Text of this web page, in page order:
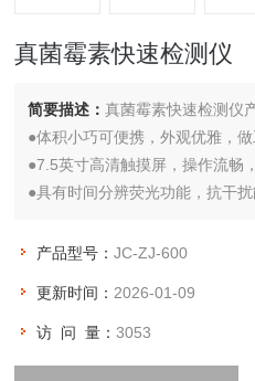
真菌霉素快速检测仪
简要描述：真菌霉素快速检测仪
●体积小巧可便携，外观优雅，
●7.5英寸高清触摸屏，操作流畅
●具有时间分辨荧光功能，抗干
●支持操作系统远程自动更新和
产品型号：JC-ZJ-600
更新时间： 2026-01-09
访 问 量：3053